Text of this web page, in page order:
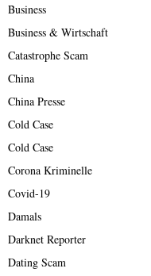
Business
Business & Wirtschaft
Catastrophe Scam
China
China Presse
Cold Case
Cold Case
Corona Kriminelle
Covid-19
Damals
Darknet Reporter
Dating Scam